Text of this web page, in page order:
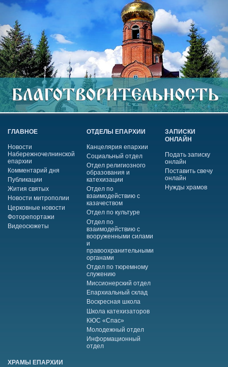
ГЛАВНОЕ
Новости
Набережночелнинской
епархии
Комментарий дня
Публикации
Жития святых
Новости митрополии
Церковные новости
Фоторепортажи
Видеосюжеты
ОТДЕЛЫ ЕПАРХИИ
Канцелярия епархии
Социальный отдел
Отдел религиозного
образования и
катехизации
Отдел по
взаимодействию с
казачеством
Отдел по культуре
Отдел по
взаимодействию с
вооруженными силами
и
правоохранительными
органами
Отдел по тюремному
служению
Миссионерский отдел
Епархиальный склад
Воскресная школа
Школа катехизаторов
КЮС «Спас»
Молодежный отдел
Информационный
отдел
ЗАПИСКИ
ОНЛАЙН
Подать записку
онлайн
Поставить свечу
онлайн
Нужды храмов
ХРАМЫ ЕПАРХИИ